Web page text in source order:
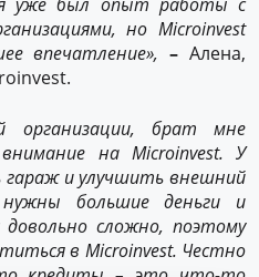
но Microinvest
впечатление»,–Алена,
организации, брат мне
на Microinvest. У
и улучшить внешний
большие деньги и
сложно, поэтому
в Microinvest. Честно